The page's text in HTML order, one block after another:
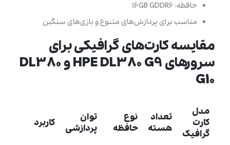
حافظه: 16GB GDDR6
مناسب برای پردازش‌های متنوع و بازی‌های سنگین
مقایسه کارت‌های گرافیکی برای
سرورهای HPE DL380 G9 و DL380
G10
مدل
کارت
گرافیک
تعداد
هسته
نوع
حافظه
توان
پردازشی
کاربرد